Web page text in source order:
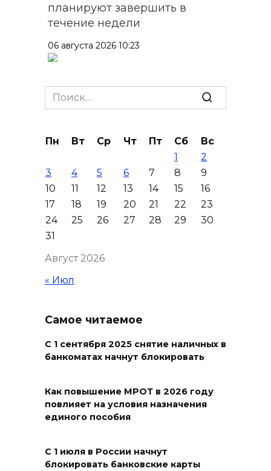
планируют завершить в
течение недели
06 августа 2026 10:23
муниципалитетах введен
режим ЧС для ликвидации
06 августа 2026 10:09
На М-4 «Дон» в районе
Зверева по направлению к
Ростову образовалась пробка
длиной более 10 км
В Новошахтинске и Матвеево-
Правительство: Госюрбюро
взаимодействует с другими
регионами
В центре Ростова участок
Search
for:
Август 2026
Пн Вт Ср Чт Пт Сб
Вс
1
2
3
4 5 6 7 8
9
10
11 12 13 14 15
16
17
18 19 20 21 22
23
24
25 26 27 28 29
30
31
« Июл
Самое читаемое
С 1 сентября 2025 снятие наличных в
банкоматах начнут блокировать
Как повышение МРОТ в 2026 году
повлияет на условия назначения
единого пособия
С 1 июля в России начнут
блокировать банковские карты